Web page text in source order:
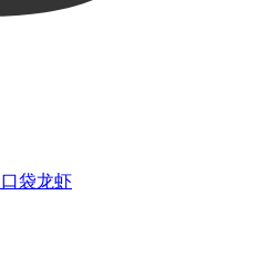
口袋龙虾